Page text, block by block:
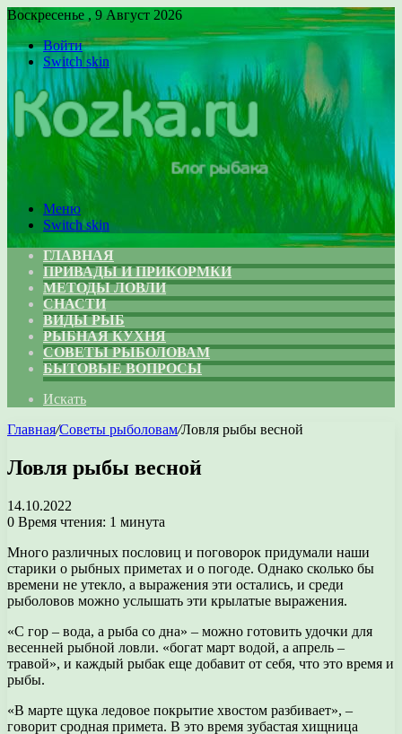
Воскресенье , 9 Август 2026
Войти
Switch skin
Меню
Switch skin
ГЛАВНАЯ
ПРИВАДЫ И ПРИКОРМКИ
МЕТОДЫ ЛОВЛИ
СНАСТИ
ВИДЫ РЫБ
РЫБНАЯ КУХНЯ
СОВЕТЫ РЫБОЛОВАМ
БЫТОВЫЕ ВОПРОСЫ
Искать
Главная/Советы рыболовам/Ловля рыбы весной
Ловля рыбы весной
14.10.2022
0 Время чтения: 1 минута
Много различных пословиц и поговорок придумали наши
старики о рыбных приметах и о погоде. Однако сколько бы
времени не утекло, а выражения эти остались, и среди
рыболовов можно услышать эти крылатые выражения.
«С гор – вода, а рыба со дна» – можно готовить удочки для
весенней рыбной ловли. «богат март водой, а апрель –
травой», и каждый рыбак еще добавит от себя, что это время и
рыбы.
«В марте щука ледовое покрытие хвостом разбивает», –
говорит сродная примета. В это время зубастая хищница